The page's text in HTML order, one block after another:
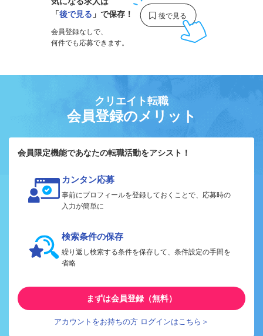
「後で見る 」で保存！
会員登録なしで、
何件でも応募できます。
クリエイト転職
会員登録のメリット
会員限定機能であなたの転職活動をアシスト！
カンタン応募
事前にプロフィールを登録しておくことで、応募時の
入力が簡単に
検索条件の保存
繰り返し検索する条件を保存して、条件設定の手間を
省略
まずは会員登録（無料）
アカウントをお持ちの方 ログインはこちら＞